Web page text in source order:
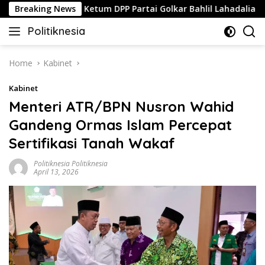
Skip
to
content
Breaking News
Dari Ketum DPP Partai Golkar Bahlil Lahadalia
Politiknesia
Politiknesia.com
Home Kabinet
Kabinet
Menteri ATR/BPN Nusron Wahid
Gandeng Ormas Islam Percepat
Sertifikasi Tanah Wakaf
Politiknesia Politiknesia
April 13, 2026